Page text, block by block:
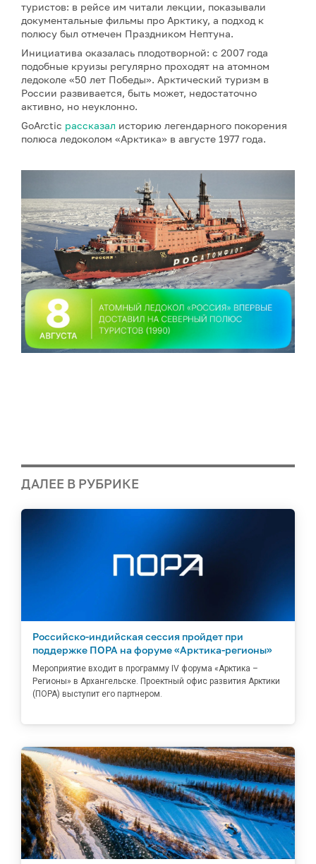
туристов: в рейсе им читали лекции, показывали
документальные фильмы про Арктику, а подход к
полюсу был отмечен Праздником Нептуна.
Инициатива оказалась плодотворной: с 2007 года
подобные круизы регулярно проходят на атомном
ледоколе «50 лет Победы». Арктический туризм в
России развивается, быть может, недостаточно
активно, но неуклонно.
GoArctic рассказал историю легендарного покорения
полюса ледоколом «Арктика» в августе 1977 года.
ДАЛЕЕ В РУБРИКЕ
Российско-индийская сессия пройдет при
поддержке ПОРА на форуме «Арктика-регионы»
Мероприятие входит в программу IV форума «Арктика –
Регионы» в Архангельске. Проектный офис развития Арктики
(ПОРА) выступит его партнером.